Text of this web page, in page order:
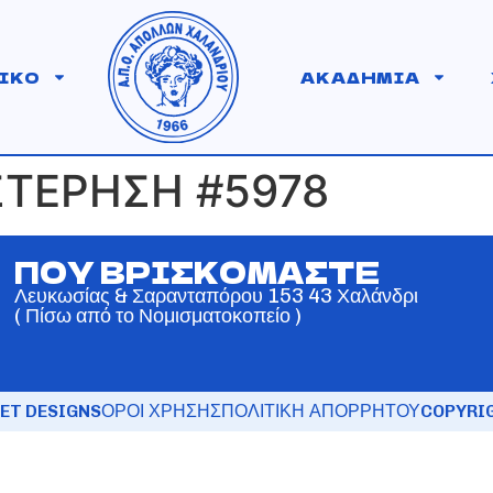
ΑΚΑΔΗΜΙΑ
#5978
ΠΟΥ ΒΡΙΣΚΟΜΑΣΤΕ
Λευκωσίας & Σαρανταπόρου 153 43 Χαλάνδρι
( Πίσω από το Νομισματοκοπείο )
DESIGNSΟΡΟΙ ΧΡΗΣΗΣΠΟΛΙΤΙΚΗ ΑΠΟΡΡΗΤΟΥ